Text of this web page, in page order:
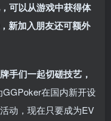
可以从游戏中获得体
新加入朋友还可额外
手们一起切磋技艺，
GGPoker在国内新开设
动，现在只要成为EV